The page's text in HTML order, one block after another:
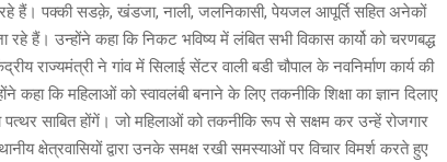
रहे हैं। पक्की सडक़े, खंडजा, नाली, जलनिकासी, पेयजल आपूर्ति सहित अनेकों
रहे हैं। उन्होंने कहा कि निकट भविष्य में लंबित सभी विकास कार्यो को चरणबद्ध
राज्यमंत्री ने गांव में सिलाई सेंटर वाली बडी चौपाल के नवनिर्माण कार्य की
कि महिलाओं को स्वावलंबी बनाने के लिए तकनीकि शिक्षा का ज्ञान दिलाए
साबित होंगें। जो महिलाओं को तकनीकि रूप से सक्षम कर उन्हें रोजगार
क्षेत्रवासियों द्वारा उनके समक्ष रखी समस्याओं पर विचार विमर्श करते हुए